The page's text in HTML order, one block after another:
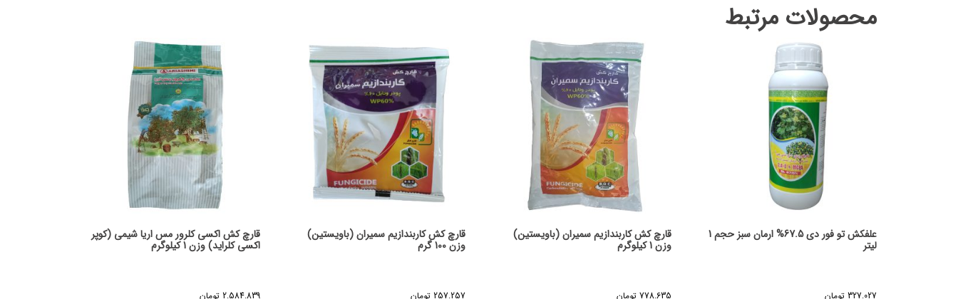
محصولات مرتبط
علفکش تو فور دی 67.5% ارمان سبز حجم 1
لیتر
327.027 تومان
قارچ کش کاربندازیم سمیران (باویستین)
وزن 1 کیلوگرم
778.635 تومان
قارچ کش کاربندازیم سمیران (باویستین)
وزن 100 گرم
257.257 تومان
قارچ کش اکسی کلرور مس اریا شیمی (کوپر
اکسی کلراید) وزن 1 کیلوگرم
2.584.839 تومان